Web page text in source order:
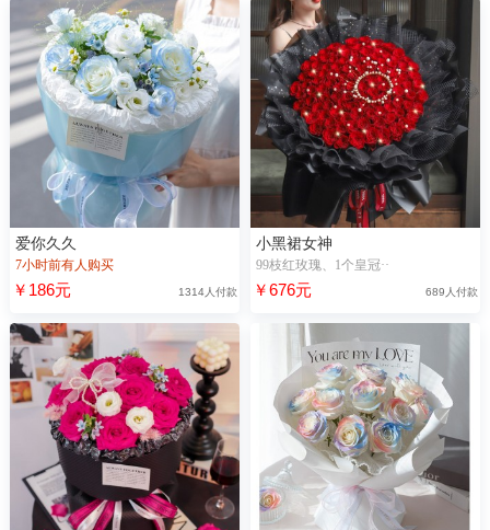
爱你久久
7小时前有人购买
￥186元 1314人付款
小黑裙女神
99枝红玫瑰、1个皇冠··
￥676元 689人付款